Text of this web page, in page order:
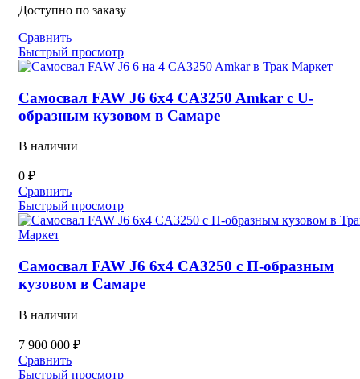
Доступно по заказу
Сравнить
Быстрый просмотр
Самосвал FAW J6 6х4 CA3250 Amkar c U-
образным кузовом в Самаре
В наличии
0 ₽
Сравнить
Быстрый просмотр
Самосвал FAW J6 6х4 CA3250 c П-образным
кузовом в Самаре
В наличии
7 900 000 ₽
Сравнить
Быстрый просмотр